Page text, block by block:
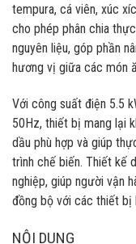
tempura, cá viên, xúc
cho phép phân chia
nguyên liệu, góp phần
hương vị giữa các món
Với công suất điện 5.5
50Hz, thiết bị mang lại
dầu phù hợp và giúp
trình chế biến. Thiết kế
nghiệp, giúp người vận
đồng bộ với các thiết bị
NỘI DUNG